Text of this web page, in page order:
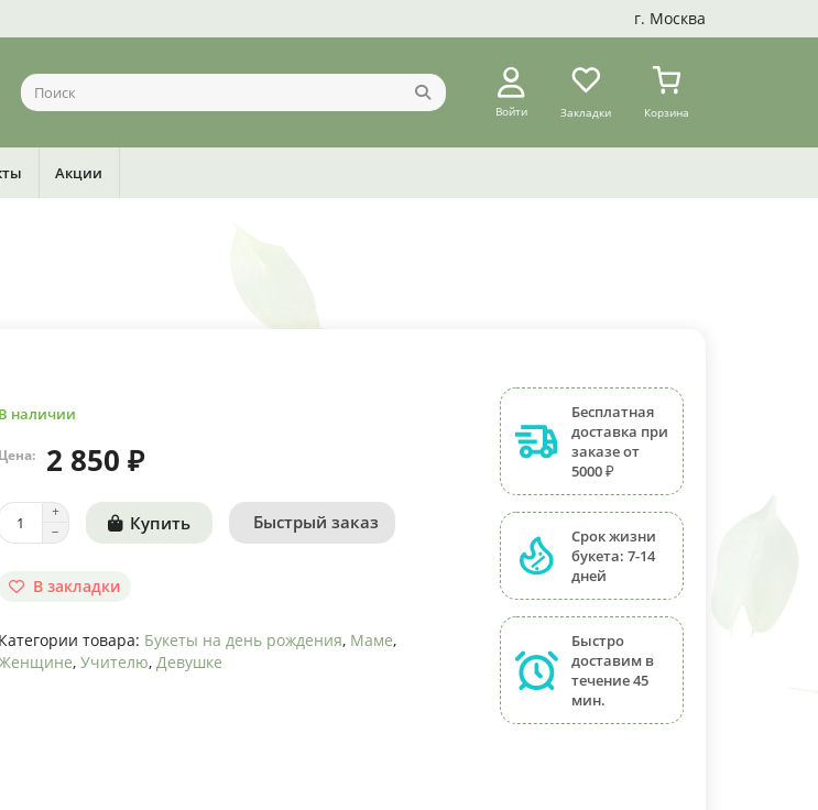
г. Москва
Войти Закладки Корзина
Акции
В наличии
Цена: 2 850 ₽
Купить Быстрый заказ
В закладки
Категории товара: Букеты на день рождения, Маме,
, Учителю, Девушке
Бесплатная
доставка при
заказе от
5000 ₽
Срок жизни
букета: 7-14
дней
Быстро
доставим в
течение 45
мин.